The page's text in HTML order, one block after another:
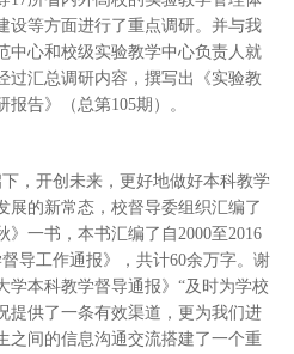
设等方面进行了重点调研。并与我
中心和校级实验教学中心负责人就
过汇总调研内容，撰写出《实验教
告》（总第105期）。
，开创未来，更好地做好本科教学
展的新常态，校督导委组织汇编了
》一书，本书汇编了自2000至2016
导工作通报》，共计60余万字。谢
学本科教学督导通报》“及时为学校
提供了一条有效渠道，更为我们进
之间的信息沟通交流搭建了一个重